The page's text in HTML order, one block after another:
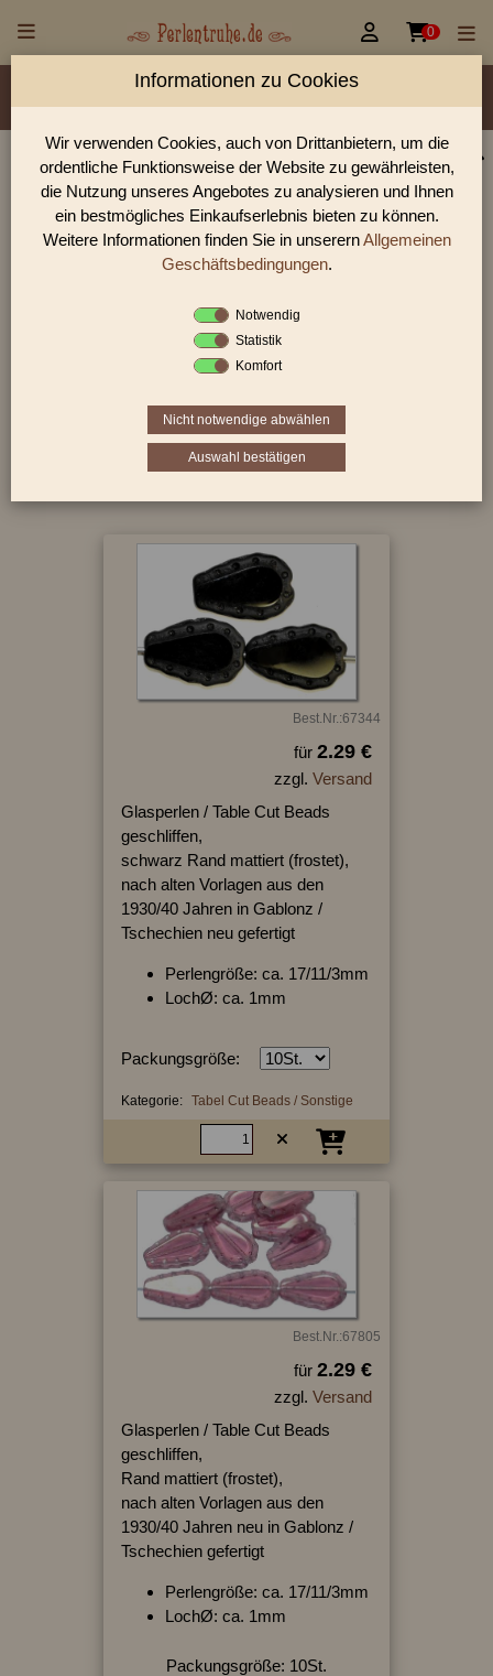
 0
Material/Glassorte Sorte/Form Farbe
Größen
Lochdurchmesser
Glasperlen, Rocailles, Holzperlen & Steinperlen |
Perlentruhe
Glasperlen, Rocailles und Preciosa Perlen aus Gablonz.
Entdecke Table-Cut-Perlen, gedrückte Perlen und antike
Sie befinden sich in folgender Kategorie:
Best.Nr.:67344
für 2.29 €
zzgl. Versand
Glasperlen / Table Cut Beads
geschliffen,
schwarz Rand mattiert (frostet),
nach alten Vorlagen aus den
1930/40 Jahren in Gablonz /
Tschechien neu gefertigt
Perlengröße: ca. 17/11/3mm
LochØ: ca. 1mm
Packungsgröße:
Kategorie: Tabel Cut Beads / Sonstige
Best.Nr.:67805
für 2.29 €
zzgl. Versand
Glasperlen / Table Cut Beads
geschliffen,
Rand mattiert (frostet),
nach alten Vorlagen aus den
1930/40 Jahren neu in Gablonz /
Tschechien gefertigt
Perlengröße: ca. 17/11/3mm
LochØ: ca. 1mm
Packungsgröße: 10St.
Informationen zu Cookies
Wir verwenden Cookies, auch von Drittanbietern, um die
ordentliche Funktionsweise der Website zu gewährleisten,
die Nutzung unseres Angebotes zu analysieren und Ihnen
ein bestmögliches Einkaufserlebnis bieten zu können.
Weitere Informationen finden Sie in unserernAllgemeinen
Geschäftsbedingungen.
Notwendig
Statistik
Komfort
Nicht notwendige abwählen
Auswahl bestätigen